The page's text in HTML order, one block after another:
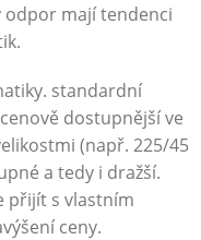
odpor mají tendenci
standardní
dostupnější ​ve
(např. 225/45
a⁢ tedy i dražší.
přijít ​s vlastním
ceny.